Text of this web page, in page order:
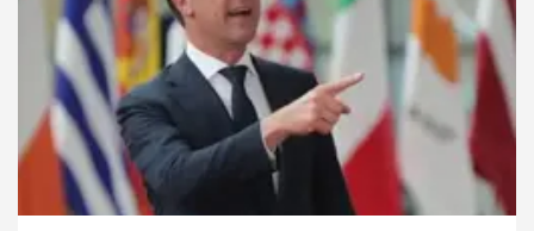
6.08.2026 Dünya